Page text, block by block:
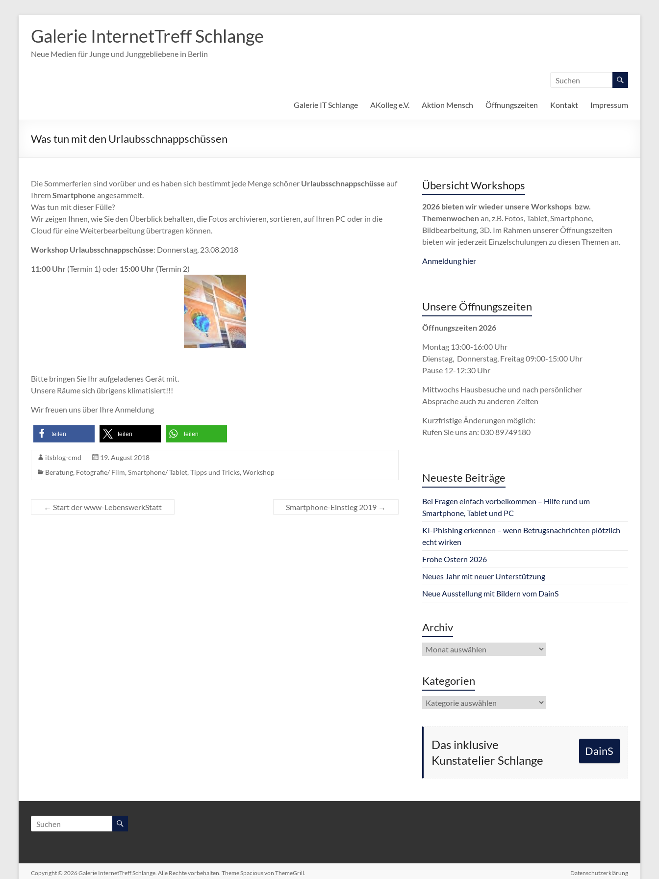
Inhalt
springen
Galerie InternetTreff Schlange
Neue Medien für Junge und Junggebliebene in Berlin
Galerie IT Schlange AKolleg e.V. Aktion Mensch Öffnungszeiten Kontakt Impressum
Was tun mit den Urlaubsschnappschüssen
Die Sommerferien sind vorüber und es haben sich bestimmt jede Menge schöner Urlaubsschnappschüsse auf
IhremSmartphone angesammelt.
Was tun mit dieser Fülle?
Wir zeigen Ihnen, wie Sie den Überblick behalten, die Fotos archivieren, sortieren, auf Ihren PC oder in die
Cloud für eine Weiterbearbeitung übertragen können.
Workshop Urlaubsschnappschüsse: Donnerstag, 23.08.2018
11:00 Uhr (Termin 1) oder 15:00 Uhr (Termin 2)
Bitte bringen Sie Ihr aufgeladenes Gerät mit.
Unsere Räume sich übrigens klimatisiert!!!
Wir freuen uns über Ihre Anmeldung
teilen teilen teilen
itsblog-cmd
19. August 2018
Beratung, Fotografie/ Film, Smartphone/ Tablet, Tipps und Tricks, Workshop
← Start der www-LebenswerkStatt Smartphone-Einstieg 2019 →
Übersicht Workshops
2026 bieten wir wieder unsere Workshops bzw.
Themenwochenan, z.B. Fotos, Tablet, Smartphone,
Bildbearbeitung, 3D. Im Rahmen unserer Öffnungszeiten
bieten wir jederzeit Einzelschulungen zu diesen Themen an.
Anmeldung hier
Unsere Öffnungszeiten
Öffnungszeiten 2026
Montag 13:00-16:00 Uhr
Dienstag, Donnerstag, Freitag 09:00-15:00 Uhr
Pause 12-12:30 Uhr
Mittwochs Hausbesuche und nach persönlicher
Abspracheauch zu anderen Zeiten
Kurzfristige Änderungen möglich:
Rufen Sie uns an: 030 89749180
Neueste Beiträge
Bei Fragen einfach vorbeikommen – Hilfe rund um
Smartphone, Tablet und PC
KI-Phishing erkennen – wenn Betrugsnachrichten plötzlich
echt wirken
Frohe Ostern 2026
Neues Jahr mit neuer Unterstützung
Neue Ausstellung mit Bildern vom DainS
Archiv
Archiv
Kategorien
Kategorien
Das inklusive
Kunstatelier Schlange
DainS
Copyright © 2026Galerie InternetTreff Schlange. Alle Rechte vorbehalten. ThemeSpaciousvon ThemeGrill.
Datenschutzerklärung